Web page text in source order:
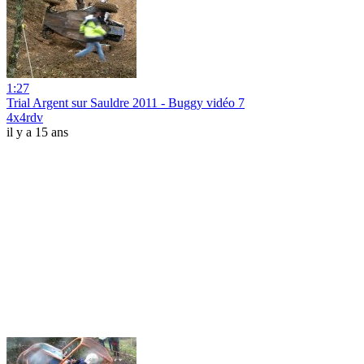
1:27
Trial Argent sur Sauldre 2011 - Buggy vidéo 7
4x4rdv
il y a 15 ans